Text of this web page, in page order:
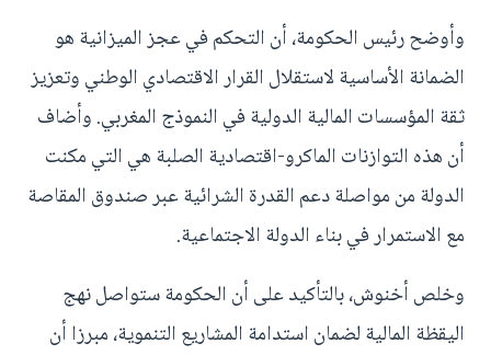
وأوضح رئيس الحكومة، أن التحكم في عجز الميزانية هو
الضمانة الأساسية لاستقلال القرار الاقتصادي الوطني وتعزيز
ثقة المؤسسات المالية الدولية في النموذج المغربي. وأضاف
أن هذه التوازنات الماكرو-اقتصادية الصلبة هي التي مكنت
الدولة من مواصلة دعم القدرة الشرائية عبر صندوق المقاصة
مع الاستمرار في بناء الدولة الاجتماعية.
وخلص أخنوش، بالتأكيد على أن الحكومة ستواصل نهج
اليقظة المالية لضمان استدامة المشاريع التنموية، مبرزا أن